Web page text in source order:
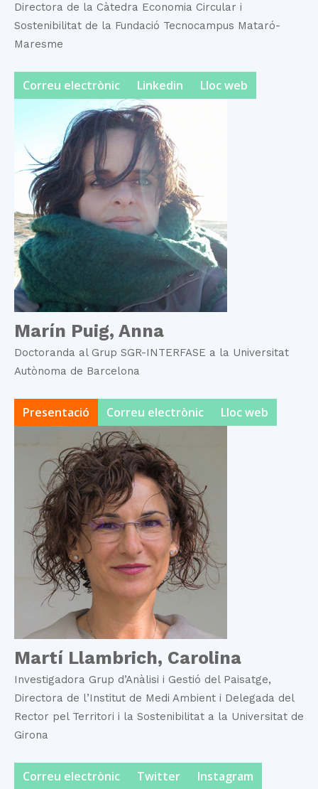
Directora de la Càtedra Economia Circular i
Sostenibilitat de la Fundació Tecnocampus Mataró-
Maresme
Correu electrònic Linkedin Lloc web
Marín Puig, Anna
Doctoranda al Grup SGR-INTERFASE a la Universitat
Autònoma de Barcelona
Presentació Correu electrònic Lloc web
Martí Llambrich, Carolina
Investigadora Grup d’Anàlisi i Gestió del Paisatge,
Directora de l’Institut de Medi Ambient i Delegada del
Rector pel Territori i la Sostenibilitat a la Universitat de
Girona
Correu electrònic Twitter Instagram